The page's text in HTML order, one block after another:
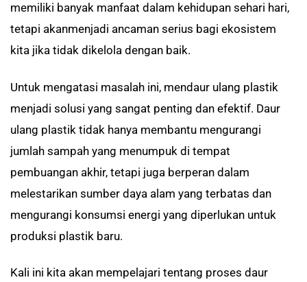
memiliki banyak manfaat dalam kehidupan sehari hari,
tetapi akanmenjadi ancaman serius bagi ekosistem
kita jika tidak dikelola dengan baik.
Untuk mengatasi masalah ini, mendaur ulang plastik
menjadi solusi yang sangat penting dan efektif. Daur
ulang plastik tidak hanya membantu mengurangi
jumlah sampah yang menumpuk di tempat
pembuangan akhir, tetapi juga berperan dalam
melestarikan sumber daya alam yang terbatas dan
mengurangi konsumsi energi yang diperlukan untuk
produksi plastik baru.
Kali ini kita akan mempelajari tentang proses daur